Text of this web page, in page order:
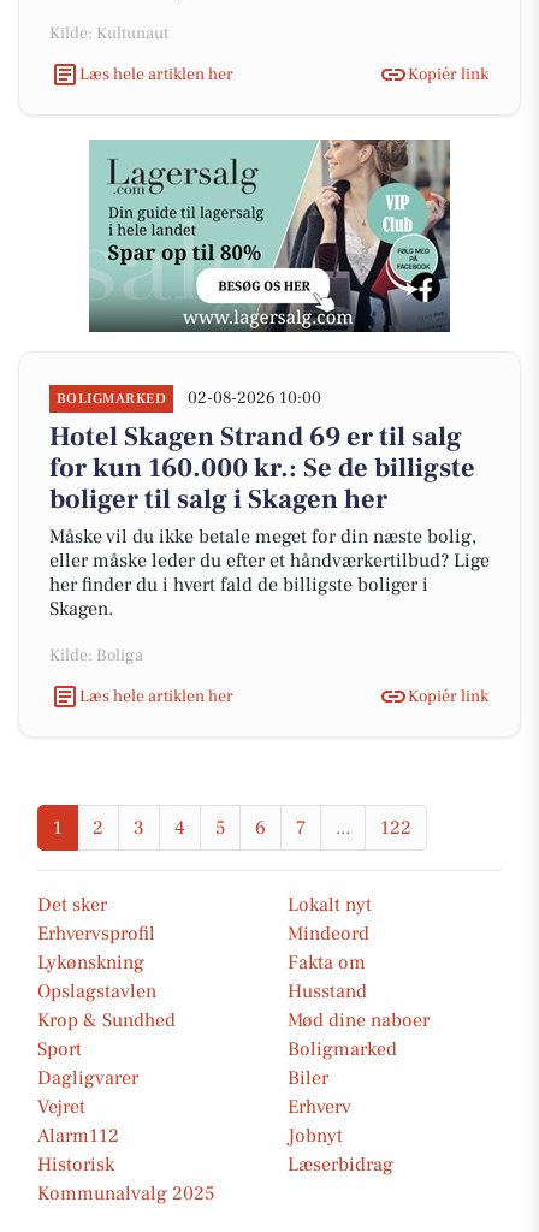
Kilde: Kultunaut
Læs hele artiklen her
Kopiér link
BOLIGMARKED 02-08-2026 10:00
Hotel Skagen Strand 69 er til salg
for kun 160.000 kr.: Se de billigste
boliger til salg i Skagen her
Måske vil du ikke betale meget for din næste bolig,
eller måske leder du efter et håndværkertilbud? Lige
her finder du i hvert fald de billigste boliger i
Skagen.
Kilde: Boliga
Læs hele artiklen her
Kopiér link
1 2 3 4 5 6 7 ... 122
Det sker
Lokalt nyt
Erhvervsprofil
Mindeord
Lykønskning
Fakta om
Opslagstavlen
Husstand
Krop & Sundhed
Mød dine naboer
Sport
Boligmarked
Dagligvarer
Biler
Vejret
Erhverv
Alarm112
Jobnyt
Historisk
Læserbidrag
Kommunalvalg 2025